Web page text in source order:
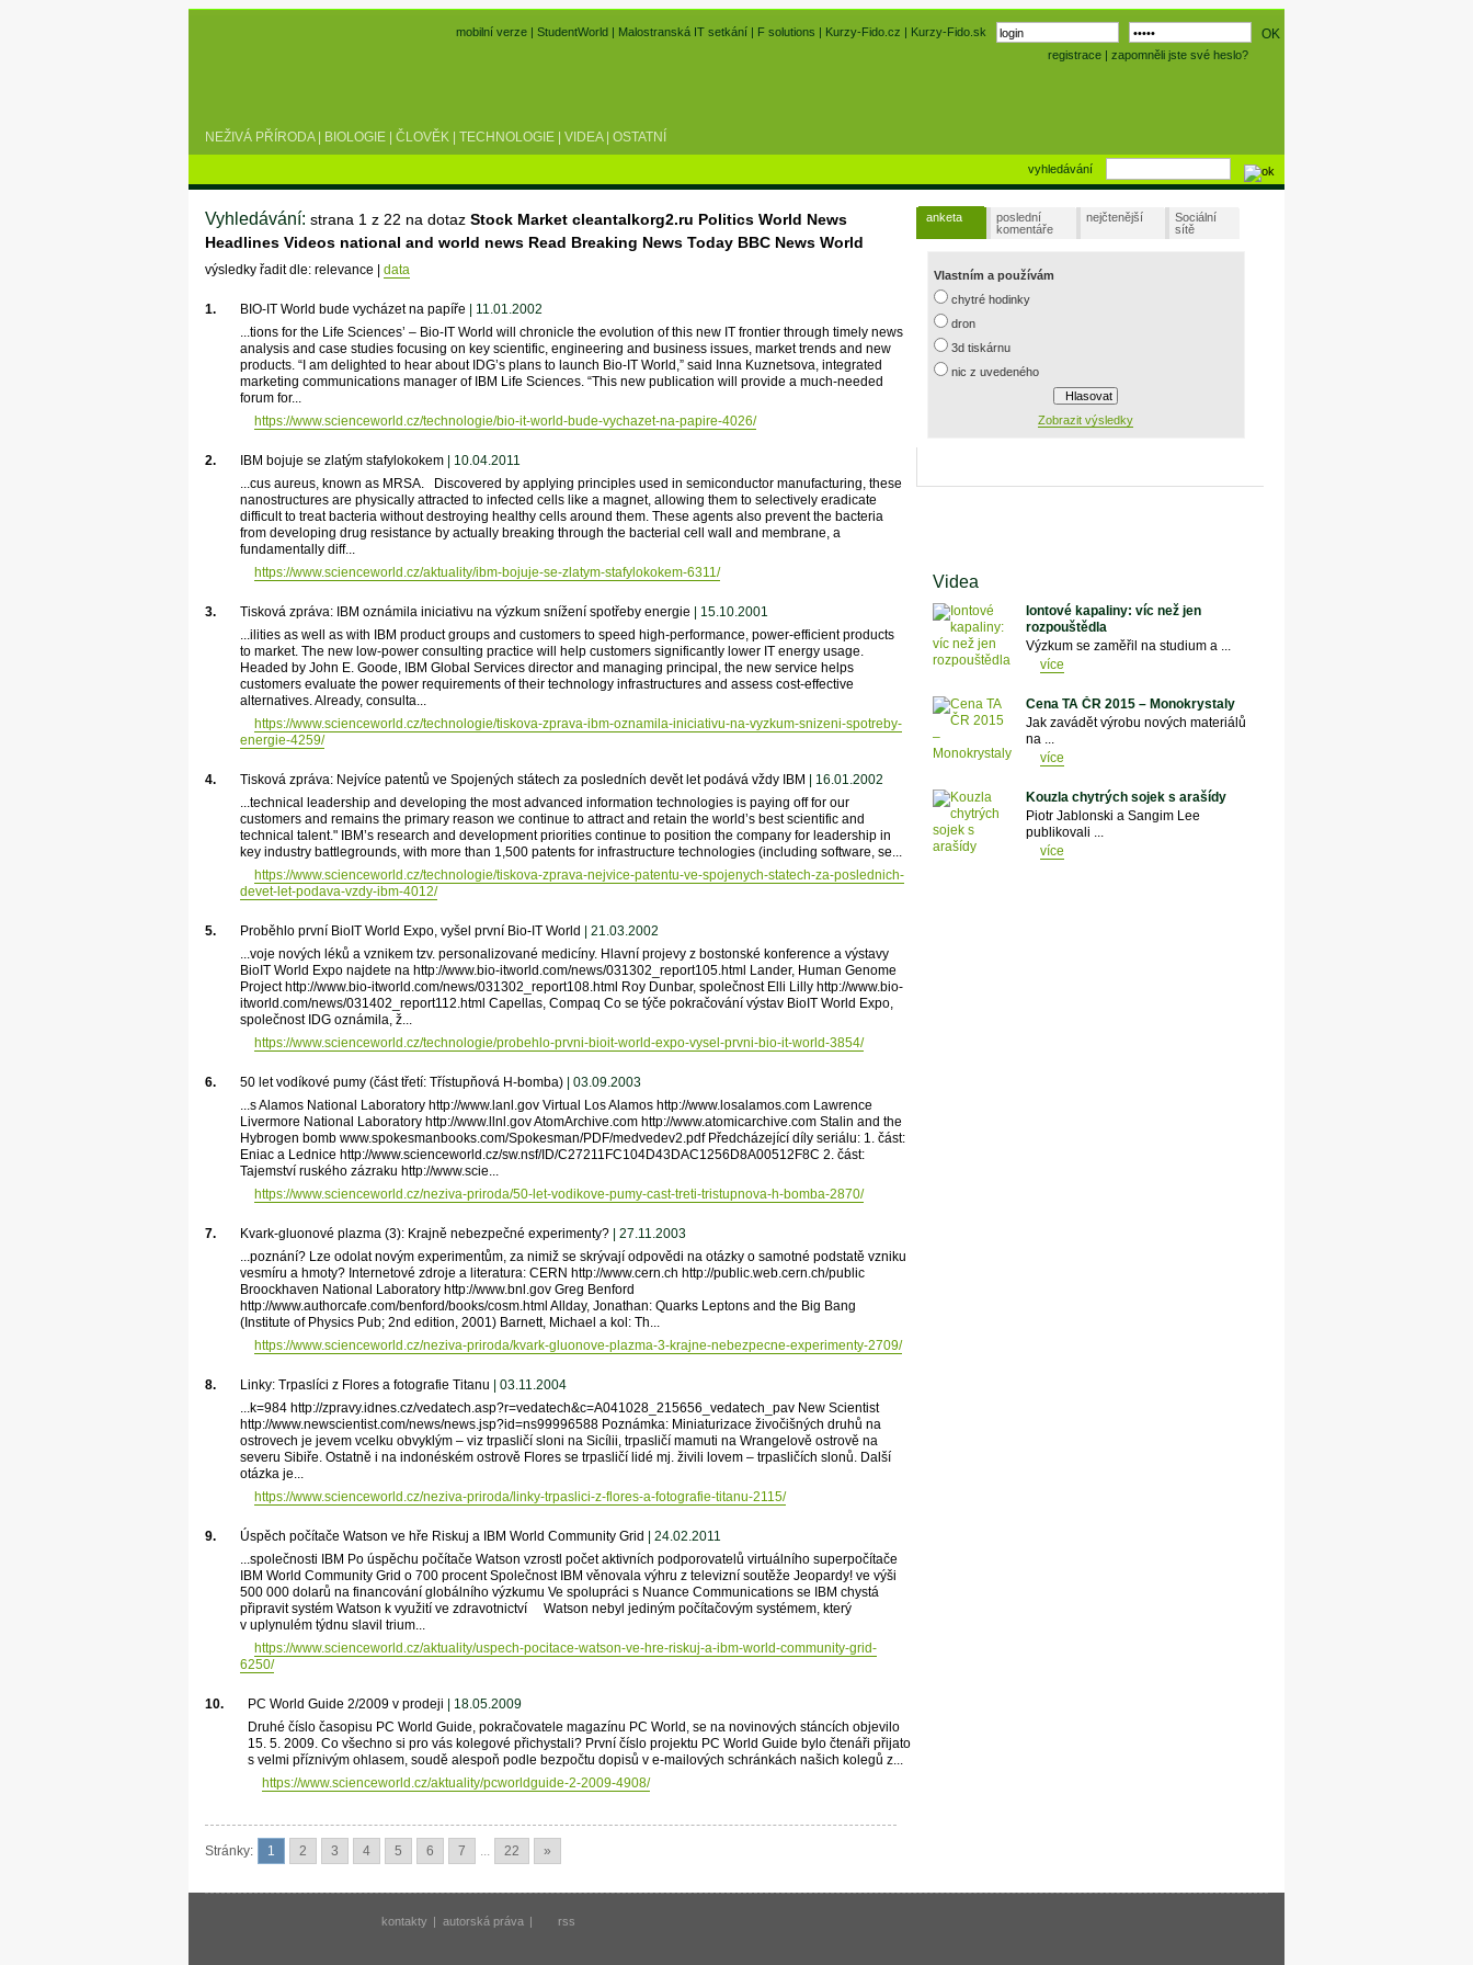
registrace | zapomněli jste své heslo?
mobilní verze |StudentWorld | Malostranská IT setkání | F solutions | Kurzy-Fido.cz | Kurzy-Fido.sk
NEŽIVÁ PŘÍRODA| BIOLOGIE | ČLOVĚK | TECHNOLOGIE | VIDEA| OSTATNÍ
vyhledávání
Vyhledávání: strana 1 z 22 na dotaz Stock Market cleantalkorg2.ru Politics World News
Headlines Videos national and world news Read Breaking News Today BBC News World
výsledky řadit dle: relevance | data
1. BIO-IT World bude vycházet na papíře | 11.01.2002
...tions for the Life Sciences’ – Bio-IT World will chronicle the evolution of this new IT frontier through timely news
analysis and case studies focusing on key scientific, engineering and business issues, market trends and new
products. “I am delighted to hear about IDG’s plans to launch Bio-IT World,” said Inna Kuznetsova, integrated
marketing communications manager of IBM Life Sciences. “This new publication will provide a much-needed
forum for...
https://www.scienceworld.cz/technologie/bio-it-world-bude-vychazet-na-papire-4026/
2. IBM bojuje se zlatým stafylokokem| 10.04.2011
...cus aureus, known as MRSA. Discovered by applying principles used in semiconductor manufacturing, these
nanostructures are physically attracted to infected cells like a magnet, allowing them to selectively eradicate
difficult to treat bacteria without destroying healthy cells around them. These agents also prevent the bacteria
from developing drug resistance by actually breaking through the bacterial cell wall and membrane, a
fundamentally diff...
https://www.scienceworld.cz/aktuality/ibm-bojuje-se-zlatym-stafylokokem-6311/
3. Tisková zpráva: IBM oznámila iniciativu na výzkum snížení spotřeby energie | 15.10.2001
...ilities as well as with IBM product groups and customers to speed high-performance, power-efficient products
to market. The new low-power consulting practice will help customers significantly lower IT energy usage.
Headed by John E. Goode, IBM Global Services director and managing principal, the new service helps
customers evaluate the power requirements of their technology infrastructures and assess cost-effective
alternatives. Already, consulta...
https://www.scienceworld.cz/technologie/tiskova-zprava-ibm-oznamila-iniciativu-na-vyzkum-snizeni-spotreby-
energie-4259/
4. Tisková zpráva: Nejvíce patentů ve Spojených státech za posledních devět let podává vždy IBM | 16.01.2002
...technical leadership and developing the most advanced information technologies is paying off for our
customers and remains the primary reason we continue to attract and retain the world’s best scientific and
technical talent." IBM’s research and development priorities continue to position the company for leadership in
key industry battlegrounds, with more than 1,500 patents for infrastructure technologies (including software, se...
https://www.scienceworld.cz/technologie/tiskova-zprava-nejvice-patentu-ve-spojenych-statech-za-poslednich-
devet-let-podava-vzdy-ibm-4012/
5. Proběhlo první BioIT World Expo, vyšel první Bio-IT World | 21.03.2002
...voje nových léků a vznikem tzv. personalizované medicíny. Hlavní projevy z bostonské konference a výstavy
BioIT World Expo najdete na http://www.bio-itworld.com/news/031302_report105.html Lander, Human Genome
Project http://www.bio-itworld.com/news/031302_report108.html Roy Dunbar, společnost Elli Lilly http://www.bio-
itworld.com/news/031402_report112.html Capellas, Compaq Co se týče pokračování výstav BioIT World Expo,
společnost IDG oznámila, ž...
https://www.scienceworld.cz/technologie/probehlo-prvni-bioit-world-expo-vysel-prvni-bio-it-world-3854/
6. 50 let vodíkové pumy (část třetí: Třístupňová H-bomba)| 03.09.2003
...s Alamos National Laboratory http://www.lanl.gov Virtual Los Alamos http://www.losalamos.com Lawrence
Livermore National Laboratory http://www.llnl.gov AtomArchive.com http://www.atomicarchive.com Stalin and the
Hybrogen bomb www.spokesmanbooks.com/Spokesman/PDF/medvedev2.pdf Předcházející díly seriálu: 1. část:
Eniac a Lednice http://www.scienceworld.cz/sw.nsf/ID/C27211FC104D43DAC1256D8A00512F8C 2. část:
Tajemství ruského zázraku http://www.scie...
https://www.scienceworld.cz/neziva-priroda/50-let-vodikove-pumy-cast-treti-tristupnova-h-bomba-2870/
7. Kvark-gluonové plazma (3): Krajně nebezpečné experimenty?| 27.11.2003
...poznání? Lze odolat novým experimentům, za nimiž se skrývají odpovědi na otázky o samotné podstatě vzniku
vesmíru a hmoty? Internetové zdroje a literatura: CERN http://www.cern.ch http://public.web.cern.ch/public
Broockhaven National Laboratory http://www.bnl.gov Greg Benford
http://www.authorcafe.com/benford/books/cosm.html Allday, Jonathan: Quarks Leptons and the Big Bang
(Institute of Physics Pub; 2nd edition, 2001) Barnett, Michael a kol: Th...
https://www.scienceworld.cz/neziva-priroda/kvark-gluonove-plazma-3-krajne-nebezpecne-experimenty-2709/
8. Linky: Trpaslíci z Flores a fotografie Titanu | 03.11.2004
...k=984 http://zpravy.idnes.cz/vedatech.asp?r=vedatech&c=A041028_215656_vedatech_pav New Scientist
http://www.newscientist.com/news/news.jsp?id=ns99996588 Poznámka: Miniaturizace živočišných druhů na
ostrovech je jevem vcelku obvyklým – viz trpasličí sloni na Sicílii, trpasličí mamuti na Wrangelově ostrově na
severu Sibiře. Ostatně i na indonéském ostrově Flores se trpasličí lidé mj. živili lovem – trpasličích slonů. Další
otázka je...
https://www.scienceworld.cz/neziva-priroda/linky-trpaslici-z-flores-a-fotografie-titanu-2115/
9. Úspěch počítače Watson ve hře Riskuj a IBM World Community Grid | 24.02.2011
...společnosti IBM Po úspěchu počítače Watson vzrostl počet aktivních podporovatelů virtuálního superpočítače
IBM World Community Grid o 700 procent Společnost IBM věnovala výhru z televizní soutěže Jeopardy! ve výši
500 000 dolarů na financování globálního výzkumu Ve spolupráci s Nuance Communications se IBM chystá
připravit systém Watson k využití ve zdravotnictví Watson nebyl jediným počítačovým systémem, který
v uplynulém týdnu slavil trium...
https://www.scienceworld.cz/aktuality/uspech-pocitace-watson-ve-hre-riskuj-a-ibm-world-community-grid-
6250/
10. PC World Guide 2/2009 v prodeji | 18.05.2009
Druhé číslo časopisu PC World Guide, pokračovatele magazínu PC World, se na novinových stáncích objevilo
15. 5. 2009. Co všechno si pro vás kolegové přichystali? První číslo projektu PC World Guide bylo čtenáři přijato
s velmi příznivým ohlasem, soudě alespoň podle bezpočtu dopisů v e-mailových schránkách našich kolegů z...
https://www.scienceworld.cz/aktuality/pcworldguide-2-2009-4908/
Stránky: 1 2 3 4 5 6 7 22 »
anketa
poslední
komentáře
nejčtenější
Sociální
sítě
Vlastním a používám
chytré hodinky
dron
3d tiskárnu
nic z uvedeného
Zobrazit výsledky
Videa
Iontové kapaliny: víc než jen
rozpouštědla
Výzkum se zaměřil na studium a ...
více
Cena TA ČR 2015 – Monokrystaly
Jak zavádět výrobu nových materiálů
na ...
více
Kouzla chytrých sojek s arašídy
Piotr Jablonski a Sangim Lee
publikovali ...
více
kontakty | autorská práva | rss